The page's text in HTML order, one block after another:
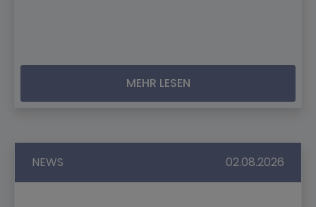
MEHR LESEN
NEWS 02.08.2026